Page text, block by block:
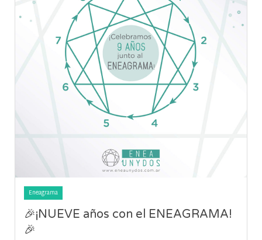
Eneagrama
🎉¡NUEVE años con el ENEAGRAMA!
🎉